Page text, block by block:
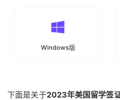
Windows版
下面是关于2023年美国留学签